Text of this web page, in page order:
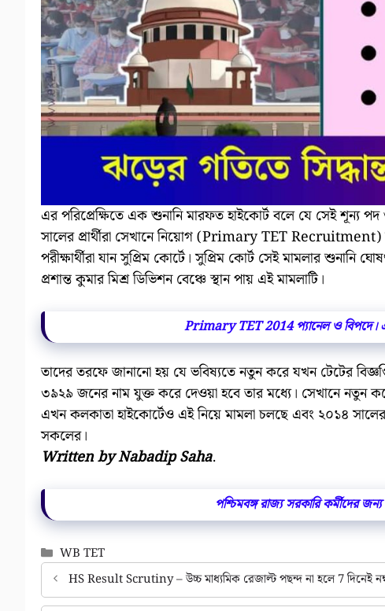
এর পরিপ্রেক্ষিতে এক শুনানি মারফত হাইকোর্ট বলে যে সেই শূন্য পদ
সালের প্রার্থীরা সেখানে নিয়োগ (Primary TET Recruitment)
পরীক্ষার্থীরা যান সুপ্রিম কোর্টে। সুপ্রিম কোর্ট সেই মামলার
প্রশান্ত কুমার মিশ্র ডিভিশন বেঞ্চে স্থান পায় এই মামলাটি।
Primary TET 2014 প্যানেল ও বিপদে।
তাদের তরফে জানানো হয় যে ভবিষ্যতে নতুন করে যখন টেটের
৩৯২৯ জনের নাম যুক্ত করে দেওয়া হবে তার মধ্যে। সেখানে নতুন
এখন কলকাতা হাইকোর্টেও এই নিয়ে মামলা চলছে এবং ২০১৪
সকলের।
Written by Nabadip Saha.
পশ্চিমবঙ্গ রাজ্য সরকারি কর্মীদের
Categories
WB TET
HS Result Scrutiny – উচ্চ মাধ্যমিক রেজাল্ট পছন্দ না হলে 7 দিনেই